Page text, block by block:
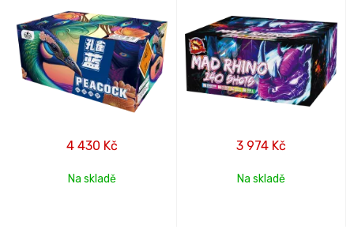
4 430 Kč
Na skladě
3 974 Kč
Na skladě